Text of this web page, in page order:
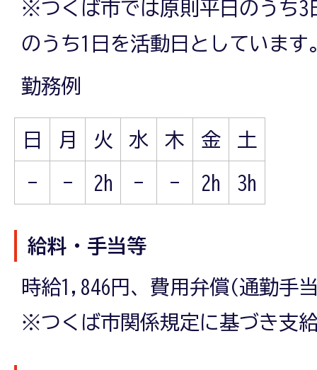
※つくば市では原則平日のうち3
のうち1日を活動日としています
勤務例
日 月 火 水 木 金 土
- - 2h - - 2h 3h
給料・手当等
時給1,846円、費用弁償(通勤手
※つくば市関係規定に基づき支